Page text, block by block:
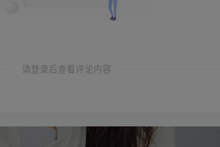
请登录后查看评论内容